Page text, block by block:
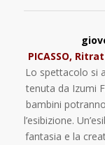
PICASSO,
Lo spettacolo si
tenuta da Izumi
bambini
l’esibizione.
fantasia e la